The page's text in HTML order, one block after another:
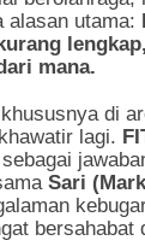
alasan utama:
mana.
di
lagi.
Sari
bersahabat